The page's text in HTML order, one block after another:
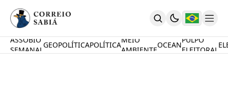
Comunidade
ASSOBIO
SEMANAL
GEOPOLÍTICAPOLÍTICA
MEIO
AMBIENTE
OCEAN
PULPO
ELEITORAL